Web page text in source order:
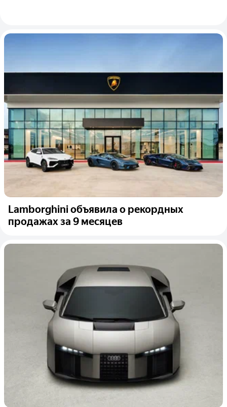
Lamborghini объявила о рекордных
продажах за 9 месяцев